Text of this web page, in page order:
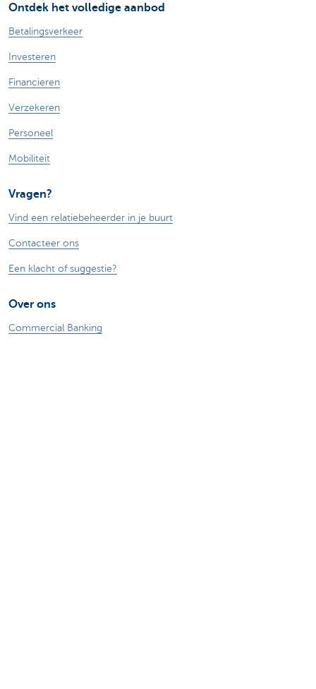
Ontdek het volledige aanbod
Betalingsverkeer
Investeren
Financieren
Verzekeren
Personeel
Mobiliteit
Vragen?
Vind een relatiebeheerder in je buurt
Contacteer ons
Een klacht of suggestie?
Over ons
Commercial Banking